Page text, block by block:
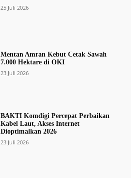
25 Juli 2026
Mentan Amran Kebut Cetak Sawah
7.000 Hektare di OKI
23 Juli 2026
BAKTI Komdigi Percepat Perbaikan
Kabel Laut, Akses Internet
Dioptimalkan 2026
23 Juli 2026